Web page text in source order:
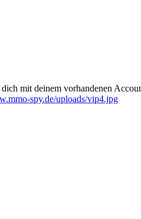
dich mit deinem vorhandenen